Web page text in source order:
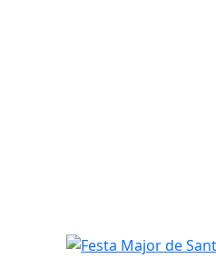
Festa Major de Santa